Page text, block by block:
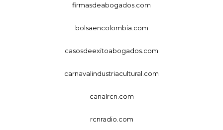
firmasdeabogados.com
bolsaencolombia.com
casosdeexitoabogados.com
carnavalindustriacultural.com
canalrcn.com
rcnradio.com